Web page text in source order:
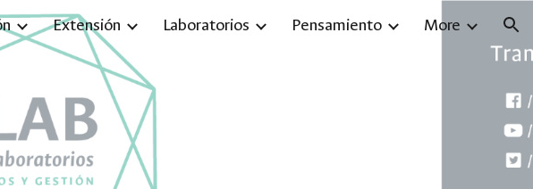
Skip to navigation
Extensión Laboratorios Pensamiento More